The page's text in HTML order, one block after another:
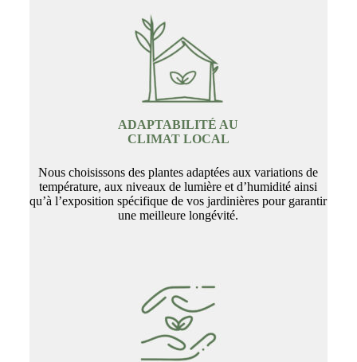
ADAPTABILITÉ AU
CLIMAT LOCAL
Nous choisissons des plantes adaptées aux variations de
température, aux niveaux de lumière et d’humidité ainsi
qu’à l’exposition spécifique de vos jardinières pour garantir
une meilleure longévité.